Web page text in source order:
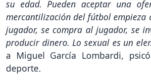
su edad. Pueden aceptar una
mercantilización del fútbol empieza
jugador, se compra al jugador, se
producir dinero. Lo sexual es un
a Miguel García Lombardi,
deporte.